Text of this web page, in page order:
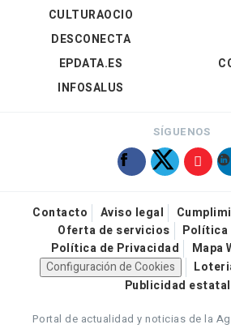
CULTURAOCIO
DESCONECTA
EPDATA.ES
INFOSALUS
SÍGUENOS
Contacto Aviso legal
Oferta de servicios
Política
Política de Privacidad
Mapa
Configuración de Cookies
Publicidad estatal
Portal de actualidad y noticias de la